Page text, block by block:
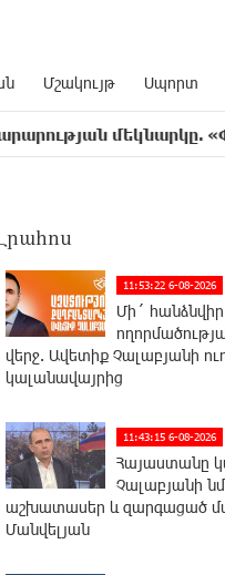
Մշակույթ Սպորտ
մեկնարկը. «Փաստ»
11:53:22 6-08-2026
Մի´
վերջ. Ավետիք Չալաբյանի
կալանավայրից
11:43:15 6-08-2026
Հայաստանը
Չալաբյանի
աշխատասեր և զարգացած
Մանվելյան